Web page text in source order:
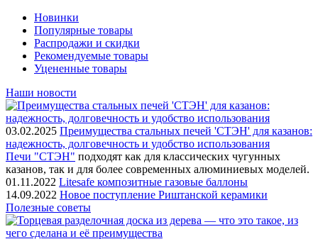
Новинки
Популярные товары
Распродажи и скидки
Рекомендуемые товары
Уцененные товары
Наши новости
03.02.2025 Преимущества стальных печей 'СТЭН' для казанов:
надежность, долговечность и удобство использования
Печи "СТЭН" подходят как для классических чугунных
казанов, так и для более современных алюминиевых моделей.
01.11.2022 Litesafe композитные газовые баллоны
14.09.2022 Новое поступление Риштанской керамики
Полезные советы